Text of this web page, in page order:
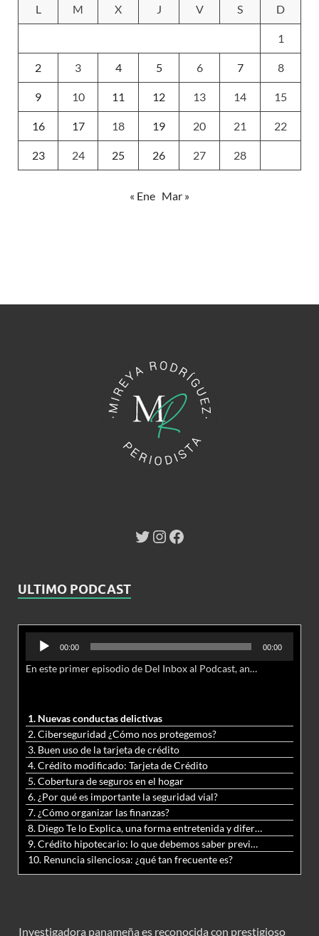
L
M X J V S D
1
2 3 4 5 6 7 8
9 10 11 12 13 14 15
16 17 18 19 20 21 22
23 24 25 26 27 28
« Ene Mar »
ULTIMO PODCAST
Reproductor
audio
00:00 00:00
En este primer episodio de Del Inbox al Podcast, analizamos junto al abogado Jonathan Brown las nuevas conductas delictivas cibernéticas y la necesidad de hacer modificaciones al Código Penal.
1. Nuevas conductas delictivas
2. Ciberseguridad ¿Cómo nos protegemos?
3. Buen uso de la tarjeta de crédito
4. Crédito modificado: Tarjeta de Crédito
5. Cobertura de seguros en el hogar
6. ¿Por qué es importante la seguridad vial?
7. ¿Cómo organizar las finanzas?
8. Diego Te lo Explica, una forma entretenida y diferente de aprender matemáticas y ciencias
9. Crédito hipotecario: lo que debemos saber previo a adquirir nuestra vivienda
10. Renuncia silenciosa: ¿qué tan frecuente es?
Investigadora panameña es reconocida con prestigioso